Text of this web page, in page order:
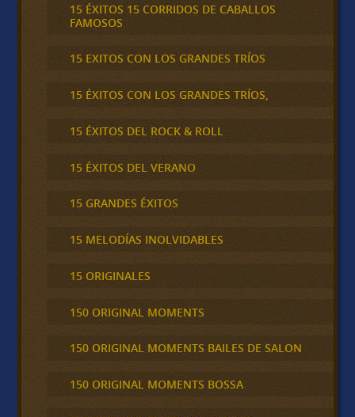
15 ÉXITOS 15 CORRIDOS DE CABALLOS
FAMOSOS
15 EXITOS CON LOS GRANDES TRÍOS
15 ÉXITOS CON LOS GRANDES TRÍOS,
15 ÉXITOS DEL ROCK & ROLL
15 ÉXITOS DEL VERANO
15 GRANDES ÉXITOS
15 MELODÍAS INOLVIDABLES
15 ORIGINALES
150 ORIGINAL MOMENTS
150 ORIGINAL MOMENTS BAILES DE SALON
150 ORIGINAL MOMENTS BOSSA